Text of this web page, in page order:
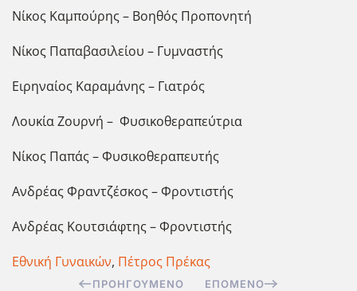
Νίκος Καμπούρης – Βοηθός Προπονητή
Νίκος Παπαβασιλείου – Γυμναστής
Ειρηναίος Καραμάνης – Γιατρός
Λουκία Ζουρνή – Φυσικοθεραπεύτρια
Νίκος Παπάς – Φυσικοθεραπευτής
Ανδρέας Φραντζέσκος – Φροντιστής
Ανδρέας Κουτσιάφτης – Φροντιστής
Εθνική Γυναικών, Πέτρος Πρέκας
ΠΡΟΗΓΟΎΜΕΝΟ ΕΠΌΜΕΝΟ